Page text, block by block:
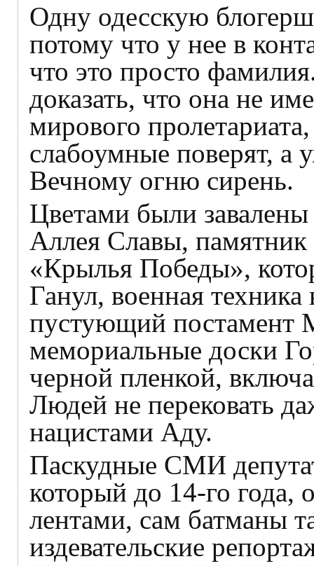
Одну одесскую
потому что у нее в
что это просто
доказать, что она не
мирового
слабоумные поверят, а
Вечному огню сирень.
Цветами были
Аллея Славы, памятник
«Крылья Победы»,
Ганул, военная
пустующий постамент
мемориальные доски
черной пленкой,
Людей не перековать
нацистами Аду.
Паскудные СМИ
который до 14-го года,
лентами, сам батманы
издевательские